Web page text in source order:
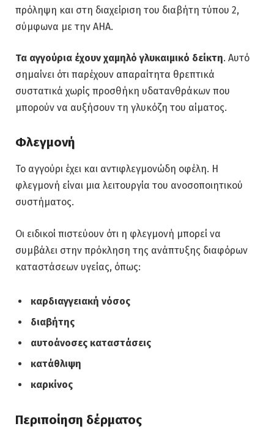
πρόληψη και στη διαχείριση του διαβήτη τύπου 2,
σύμφωνα με την AHA.
Τα αγγούρια έχουν χαμηλό γλυκαιμικό δείκτη. Αυτό
σημαίνει ότι παρέχουν απαραίτητα θρεπτικά
συστατικά χωρίς προσθήκη υδατανθράκων που
μπορούν να αυξήσουν τη γλυκόζη του αίματος.
Φλεγμονή
Το αγγούρι έχει και αντιφλεγμονώδη οφέλη. Η
φλεγμονή είναι μια λειτουργία του ανοσοποιητικού
συστήματος.
Οι ειδικοί πιστεύουν ότι η φλεγμονή μπορεί να
συμβάλει στην πρόκληση της ανάπτυξης διαφόρων
καταστάσεων υγείας, όπως:
καρδιαγγειακή νόσος
διαβήτης
αυτοάνοσες καταστάσεις
κατάθλιψη
καρκίνος
Περιποίηση δέρματος